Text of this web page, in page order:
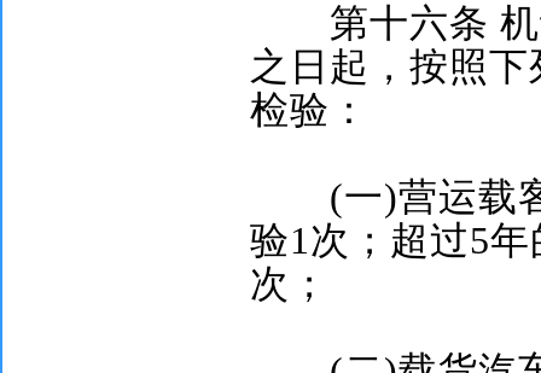
第十六条
之日起，按照
检验：
(一)营运载
验1次；超过5年
次；